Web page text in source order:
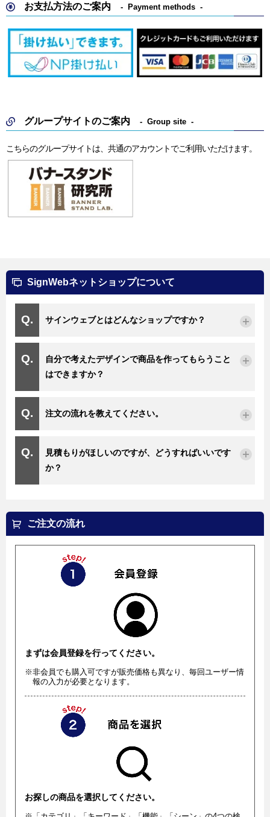
お支払方法のご案内 Payment methods
グループサイトのご案内 Group site
こちらのグループサイトは、共通のアカウントでご利用いただけます。
SignWebネットショップについて
サインウェブとはどんなショップですか？
自分で考えたデザインで商品を作ってもらうこと
はできますか？
注文の流れを教えてください。
見積もりがほしいのですが、どうすればいいです
か？
ご注文の流れ
まずは会員登録を行ってください。
※非会員でも購入可ですが販売価格も異なり、毎回ユーザー情
報の入力が必要となります。
お探しの商品を選択してください。